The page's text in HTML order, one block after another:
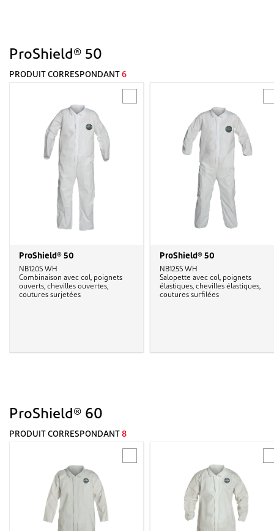
ProShield® 50
PRODUIT CORRESPONDANT 6
ProShield® 50
NB120S WH
Combinaison avec col, poignets
ouverts, chevilles ouvertes,
coutures surjetées
ProShield® 50
NB125S WH
Salopette avec col, poignets
élastiques, chevilles élastiques,
coutures surfilées
ProShield® 60
PRODUIT CORRESPONDANT 8